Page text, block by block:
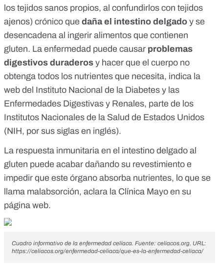
los tejidos sanos propios, al confundirlos con tejidos
ajenos) crónico que daña el intestino delgado y se
desencadena al ingerir alimentos que contienen
gluten. La enfermedad puede causar problemas
digestivos duraderos y hacer que el cuerpo no
obtenga todos los nutrientes que necesita, indica la
web del Instituto Nacional de la Diabetes y las
Enfermedades Digestivas y Renales, parte de los
Institutos Nacionales de la Salud de Estados Unidos
(NIH, por sus siglas en inglés).
La respuesta inmunitaria en el intestino delgado al
gluten puede acabar dañando su revestimiento e
impedir que este órgano absorba nutrientes, lo que se
llama malabsorción, aclara la Clínica Mayo en su
página web.
Cuadro informativo de la enfermedad celíaca. Fuente: celiacos.org. URL:
https://celiacos.org/enfermedad-celiaca/que-es-la-enfermedad-celiaca/